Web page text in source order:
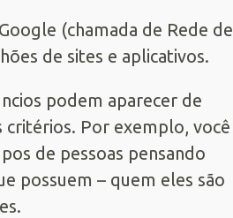
(chamada de Rede de
de sites e aplicativos.
podem aparecer de
critérios. Por exemplo, você
de pessoas pensando
possuem – quem eles são